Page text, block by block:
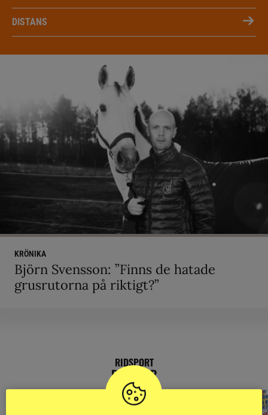
DISTANS
KRÖNIKA
Björn Svensson: ”Finns de hatade
grusrutorna på riktigt?”
RIDSPORT
BLOGGAR